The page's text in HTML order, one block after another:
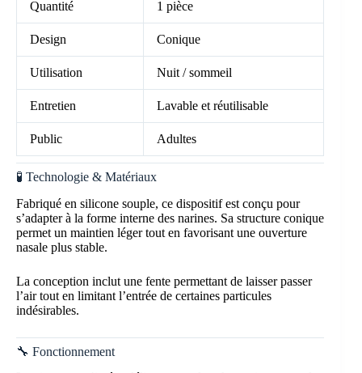
Quantité 1 pièce
Design Conique
Utilisation Nuit / sommeil
Entretien Lavable et réutilisable
Public Adultes
🧪 Technologie & Matériaux
Fabriqué en silicone souple, ce dispositif est conçu pour
s’adapter à la forme interne des narines. Sa structure conique
permet un maintien léger tout en favorisant une ouverture
nasale plus stable.
La conception inclut une fente permettant de laisser passer
l’air tout en limitant l’entrée de certaines particules
indésirables.
🔧 Fonctionnement